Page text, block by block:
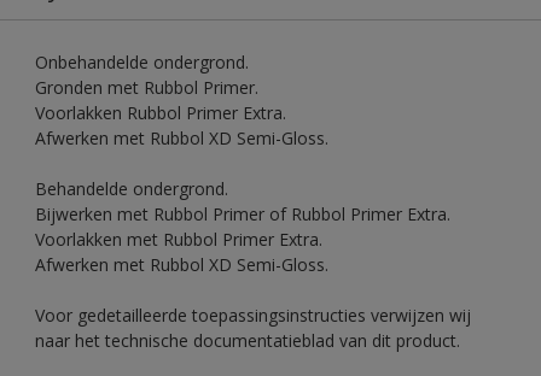
Onbehandelde ondergrond.
Gronden met Rubbol Primer.
Voorlakken Rubbol Primer Extra.
Afwerken met Rubbol XD Semi-Gloss.
Behandelde ondergrond.
Bijwerken met Rubbol Primer of Rubbol Primer Extra.
Voorlakken met Rubbol Primer Extra.
Afwerken met Rubbol XD Semi-Gloss.
Voor gedetailleerde toepassingsinstructies verwijzen wij
naar het technische documentatieblad van dit product.